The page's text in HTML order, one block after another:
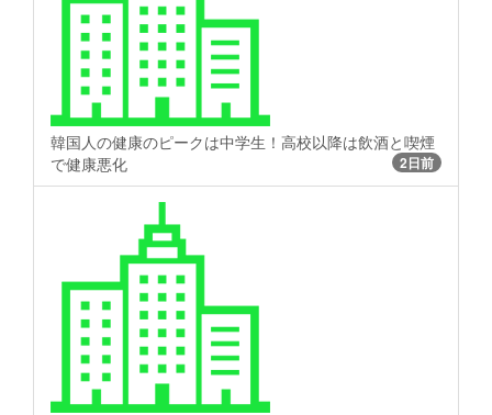
韓国人の健康のピークは中学生！高校以降は飲酒と喫煙
で健康悪化
2日前